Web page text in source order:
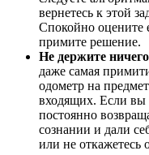
вернетесь к этой
Спокойно оцените
примите решение.
Не держите
даже самая
одометр на
входящих. Если вы
постоянно
сознании и дали
или не откажетесь